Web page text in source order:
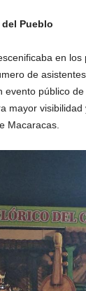
del Pueblo
en
de
público
mayor
Macaracas.